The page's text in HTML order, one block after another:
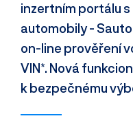
inzertním portálu
automobily -
on-line prověření
VIN*. Nová
k bezpečnému